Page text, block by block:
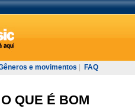
e movimentos FAQ
QUE É BOM